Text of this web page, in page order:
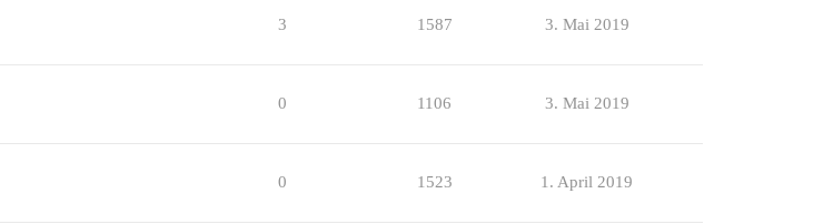
3 1587 3. Mai 2019
0 1106 3. Mai 2019
0 1523 1. April 2019